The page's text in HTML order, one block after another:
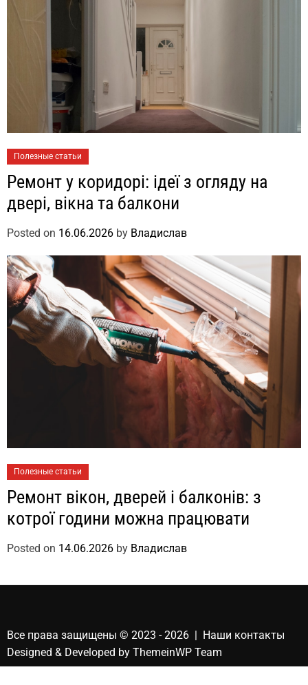
Полезные статьи
Ремонт у коридорі: ідеї з огляду на
двері, вікна та балкони
Posted on 16.06.2026 by Владислав
Полезные статьи
Ремонт вікон, дверей і балконів: з
котрої години можна працювати
Posted on 14.06.2026 by Владислав
Все права защищены © 2023 - 2026 | Наши контакты
Designed & Developed by ThemeinWP Team